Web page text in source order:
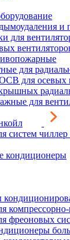
и
для
для
для осевых
для
систем
кондиционеры
фреоновых